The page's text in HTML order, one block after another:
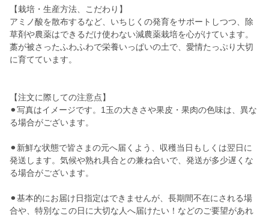
【栽培・生産方法、こだわり】
アミノ酸を散布するなど、いちじくの発育をサポートしつつ、除
草剤や農薬はできるだけ使わない減農薬栽培を心がけています。
藁が被さったふわふわで栄養いっぱいの土で、愛情たっぷり大切
に育てています。
【注文に際しての注意点】
⚫︎写真はイメージです。1玉の大きさや果皮・果肉の色味は、異な
る場合がございます。
⚫︎新鮮な状態で皆さまの元へ届くよう、収穫当日もしくは翌日に
発送します。気候や熟れ具合との兼ね合いで、発送が多少遅くな
る場合がございます。
⚫︎基本的にお届け日指定はできませんが、長期間不在にされる場
合や、特別なこの日に大切な人へ届けたい！などのご要望があれ